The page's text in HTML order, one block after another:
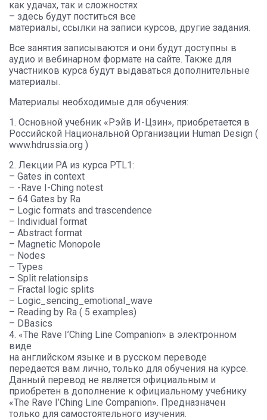
как удачах, так и сложностях
– здесь будут поститься все
материалы, ссылки на записи курсов, другие задания.
Все занятия записываются и они будут доступны в
аудио и вебинарном формате на сайте. Также для
участников курса будут выдаваться дополнительные
материалы.
Материалы необходимые для обучения:
1. Основной учебник «Рэйв И-Цзин», приобретается в
Российской Национальной Организации Human Design (
www.hdrussia.org )
2. Лекции РА из курса PTL1:
– Gates in context
– -Rave I-Ching notest
– 64 Gates by Ra
– Logic formats and trascendence
– Individual format
– Abstract format
– Magnetic Monopole
– Nodes
– Types
– Split relationsips
– Fractal logic splits
– Logic_sencing_emotional_wave
– Reading by Ra ( 5 examples)
– DBasics
4. «The Rave I’Ching Line Companion» в электронном
виде
на английском языке и в русском переводе
передается вам лично, только для обучения на курсе.
Данный перевод не является официальным и
приобретен в дополнение к официальному учебнику
«The Rave I’Ching Line Companion». Предназначен
только для самостоятельного изучения.